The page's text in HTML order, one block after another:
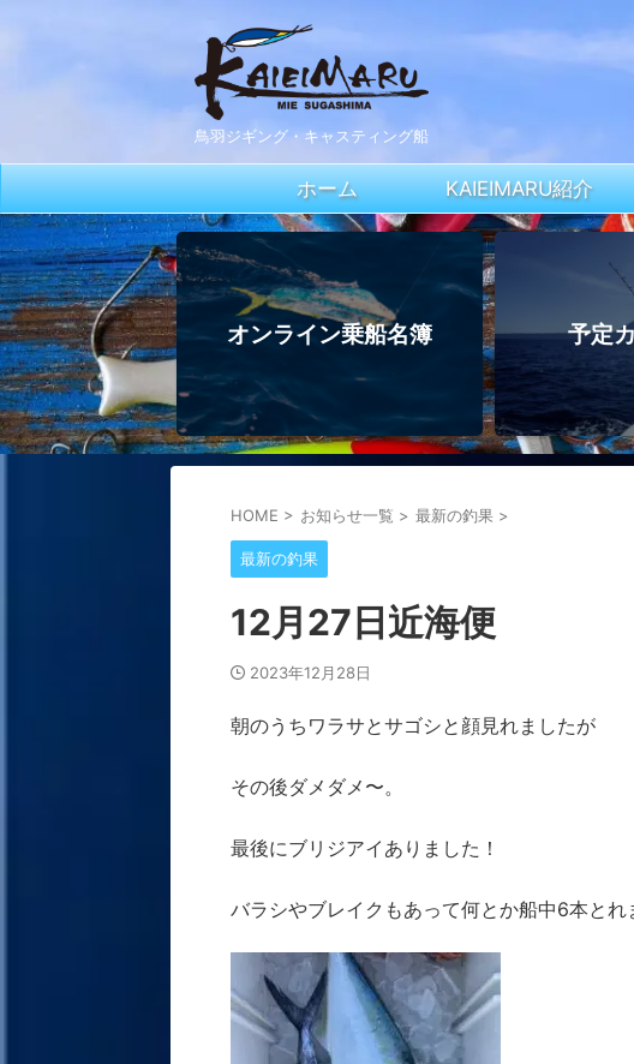
鳥羽ジギング・キャスティング船
ホーム KAIEIMARU紹介
オンライン乗船名簿 予定
HOME > お知らせ一覧 > 最新の釣果 >
最新の釣果
12月27日近海便
2023年12月28日
朝のうちワラサとサゴシと顔見れましたが
その後ダメダメ〜。
最後にブリジアイありました！
バラシやブレイクもあって何とか船中6本とれ